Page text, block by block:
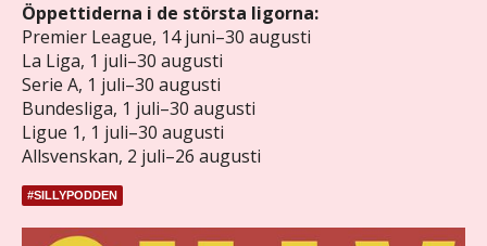
Öppettiderna i de största ligorna:
Premier League, 14 juni–30 augusti
La Liga, 1 juli–30 augusti
Serie A, 1 juli–30 augusti
Bundesliga, 1 juli–30 augusti
Ligue 1, 1 juli–30 augusti
Allsvenskan, 2 juli–26 augusti
#SILLYPODDEN